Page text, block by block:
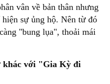
vân về bản thân nhưng
hiện sự ủng hộ. Nên từ đó
"bung lụa", thoải mái
khác với "Gia Kỳ đi